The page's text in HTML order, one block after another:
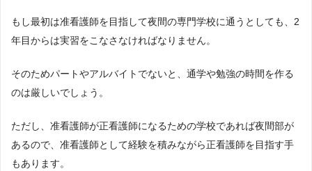
もし最初は准看護師を目指して夜間の専門学校に通うとしても、2
年目からは実習をこなさなければなりません。
そのためパートやアルバイトでないと、通学や勉強の時間を作る
のは厳しいでしょう。
ただし、准看護師が正看護師になるための学校であれば夜間部が
あるので、准看護師として経験を積みながら正看護師を目指す手
もあります。